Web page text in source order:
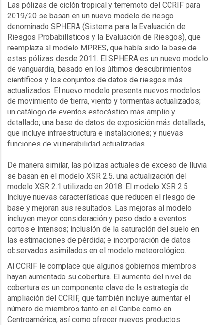
Las pólizas de ciclón tropical y terremoto del CCRIF para
2019/20 se basan en un nuevo modelo de riesgo
denominado SPHERA (Sistema para la Evaluación de
Riesgos Probabilísticos y la Evaluación de Riesgos), que
reemplaza al modelo MPRES, que había sido la base de
estas pólizas desde 2011. El SPHERA es un nuevo modelo
de vanguardia, basado en los últimos descubrimientos
científicos y los conjuntos de datos de riesgos más
actualizados. El nuevo modelo presenta nuevos modelos
de movimiento de tierra, viento y tormentas actualizados;
un catálogo de eventos estocástico más amplio y
detallado; una base de datos de exposición más detallada,
que incluye infraestructura e instalaciones; y nuevas
funciones de vulnerabilidad actualizadas.
De manera similar, las pólizas actuales de exceso de lluvia
se basan en el modelo XSR 2.5, una actualización del
modelo XSR 2.1 utilizado en 2018. El modelo XSR 2.5
incluye nuevas características que reducen el riesgo de
base y mejoran sus resultados. Las mejoras al modelo
incluyen mayor consideración y peso dado a eventos
cortos e intensos; inclusión de la saturación del suelo en
las estimaciones de pérdida; e incorporación de datos
observados asimilados en el modelo meteorológico.
Al CCRIF le complace que algunos gobiernos miembros
hayan aumentado su cobertura. El aumento del nivel de
cobertura es un componente clave de la estrategia de
ampliación del CCRIF, que también incluye aumentar el
número de miembros tanto en el Caribe como en
Centroamérica, así como ofrecer nuevos productos